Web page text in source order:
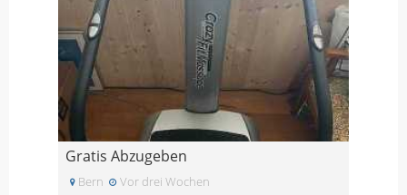
Gratis Abzugeben
Bern Vor drei Wochen